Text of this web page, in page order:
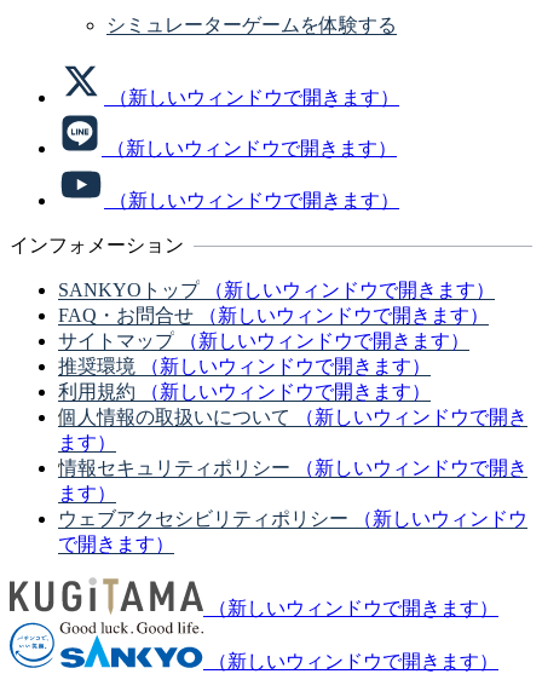
シミュレーターゲームを体験する
（新しいウィンドウで開きます）
（新しいウィンドウで開きます）
（新しいウィンドウで開きます）
インフォメーション
SANKYOトップ
（新しいウィンドウで開きます）
FAQ・お問合せ
（新しいウィンドウで開きます）
サイトマップ
（新しいウィンドウで開きます）
推奨環境
（新しいウィンドウで開きます）
利用規約
（新しいウィンドウで開きます）
個人情報の取扱いについて
（新しいウィンドウで開き
ます）
情報セキュリティポリシー
（新しいウィンドウで開き
ます）
ウェブアクセシビリティポリシー
（新しいウィンドウ
で開きます）
（新しいウィンドウで開きます）
（新しいウィンドウで開きます）